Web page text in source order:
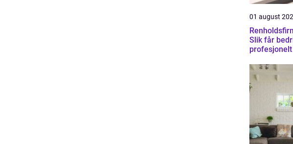
01 august
Slik får